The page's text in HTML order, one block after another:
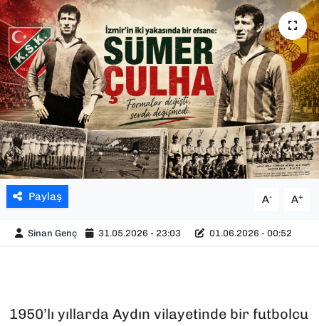
Paylaş A- A+
Sinan Genç 31.05.2026 - 23:03 01.06.2026 - 00:52
1950’lı yıllarda Aydın vilayetinde bir futbolcu
YEREL YÖNETİMLER